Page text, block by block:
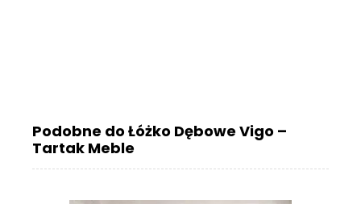
Podobne do Łóżko Dębowe Vigo –
Tartak Meble